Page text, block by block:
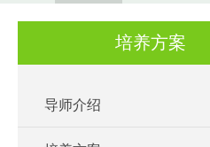
培养方案
导师介绍